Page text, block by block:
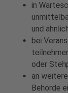
in
und
bei
oder
an
Behörde